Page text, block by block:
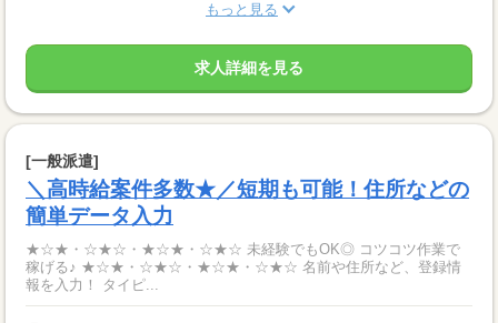
もっと見る
求人詳細を見る
[一般派遣]
＼高時給案件多数★／短期も可能！住所などの
簡単データ入力
★☆★・☆★☆・★☆★・☆★☆ 未経験でもOK◎ コツコツ作業で
稼げる♪ ★☆★・☆★☆・★☆★・☆★☆ 名前や住所など、登録情
報を入力！ タイピ...